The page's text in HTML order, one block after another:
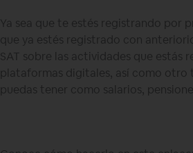
Ya sea que te estés registrando por
que ya estés registrado con
SAT sobre las actividades que estás
plataformas digitales, así como otro
puedas tener como salarios,